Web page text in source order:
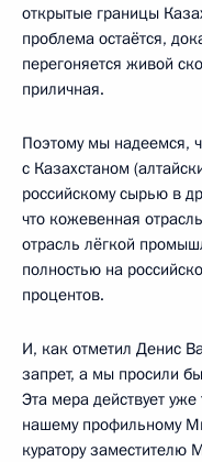
открытые границы
проблема остаётся,
перегоняется живой
приличная.
Поэтому мы надеемся,
с Казахстаном
российскому сырью в
что кожевенная
отрасль лёгкой
полностью на
процентов.
И, как отметил Денис
запрет, а мы просили
Эта мера действует
нашему профильному
куратору заместителю